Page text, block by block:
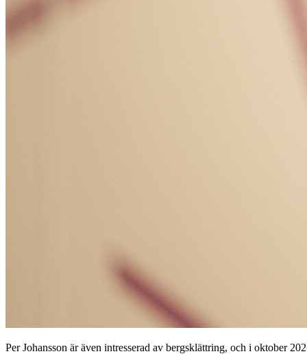
Per Johansson är även intresserad av bergsklättring, och i oktober